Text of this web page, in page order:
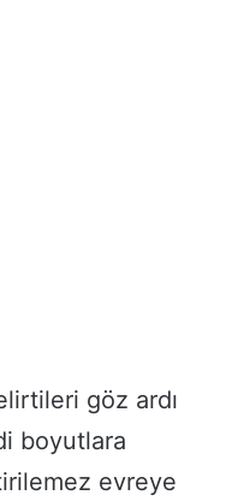
göz ardı
boyutlara
evreye